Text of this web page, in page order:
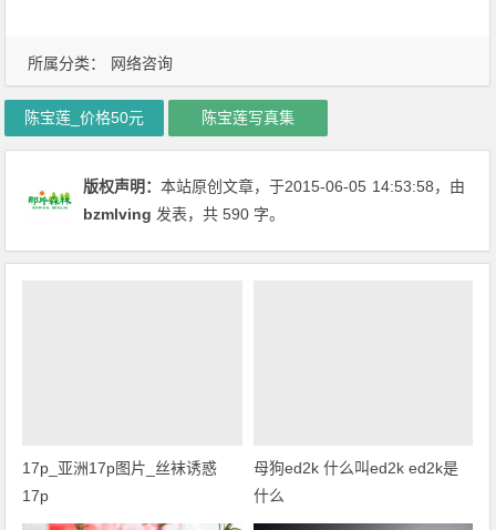
所属分类： 网络咨询
陈宝莲_价格50元 陈宝莲写真集
版权声明：本站原创文章，于2015-06-05 14:53:58，由
bzmlving 发表，共 590 字。
17p_亚洲17p图片_丝袜诱惑
17p
母狗ed2k 什么叫ed2k ed2k是
什么